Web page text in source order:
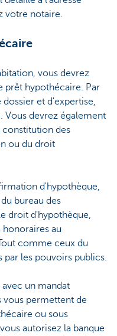
votre notaire.
vous devrez
prêt hypothécaire. Par
et d'expertise,
Vous devrez également
constitution des
ou du droit
d'hypothèque,
bureau des
droit d'hypothèque,
honoraires au
comme ceux du
les pouvoirs publics.
un mandat
vous permettent de
ou sous
autorisez la banque